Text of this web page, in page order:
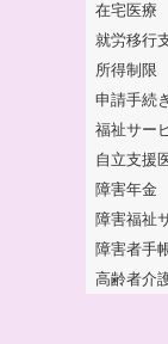
在宅医療
就労移行
所得制限
申請手続き
福祉サー
自立支援
障害年金
障害福祉
障害者手
高齢者介